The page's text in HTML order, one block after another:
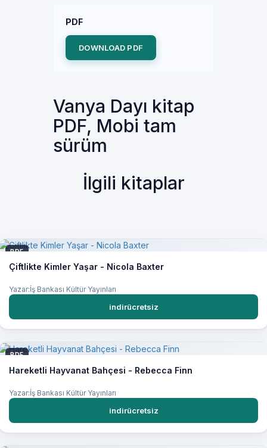
PDF
DOWNLOAD PDF
Vanya Dayı kitap
PDF, Mobi tam
sürüm
İlgili kitaplar
PDF
Çiftlikte Kimler Yaşar - Nicola Baxter
Yazar:İş Bankası Kültür Yayınları
indirücretsiz
PDF
Hareketli Hayvanat Bahçesi - Rebecca Finn
Yazar:İş Bankası Kültür Yayınları
indirücretsiz